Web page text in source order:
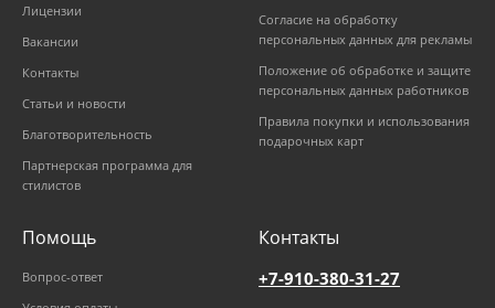
Лицензии
Вакансии
Контакты
Статьи и новости
Благотворительность
Партнерская программа для
стилистов
Согласие на обработку
персональных данных для рекламы
Положение об обработке и защите
персональных данных работников
Правила покупки и использования
подарочных карт
Помощь
Вопрос-ответ
Контакты
+7-910-380-31-27